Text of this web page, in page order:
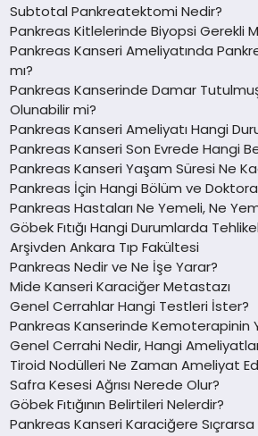
Subtotal Pankreatektomi Nedir?
Pankreas Kitlelerinde Biyopsi Gerekli
Pankreas Kanseri Ameliyatında
mı?
Pankreas Kanserinde Damar
Olunabilir mi?
Pankreas Kanseri Ameliyatı Hangi
Pankreas Kanseri Son Evrede Hangi
Pankreas Kanseri Yaşam Süresi Ne
Pankreas İçin Hangi Bölüm ve
Pankreas Hastaları Ne Yemeli, Ne
Göbek Fıtığı Hangi Durumlarda
Arşivden Ankara Tıp Fakültesi
Pankreas Nedir ve Ne İşe Yarar?
Mide Kanseri Karaciğer Metastazı
Genel Cerrahlar Hangi Testleri İster?
Pankreas Kanserinde Kemoterapinin
Genel Cerrahi Nedir, Hangi
Tiroid Nodülleri Ne Zaman Ameliyat
Safra Kesesi Ağrısı Nerede Olur?
Göbek Fıtığının Belirtileri Nelerdir?
Pankreas Kanseri Karaciğere Sıçrarsa